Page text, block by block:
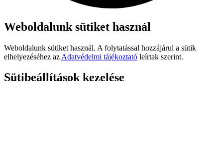
Weboldalunk sütiket használ
Weboldalunk sütiket használ. A folytatással hozzájárul a sütik
elhelyezéséhez az Adatvédelmi tájékoztató leírtak szerint.
Sütibeállítások kezelése